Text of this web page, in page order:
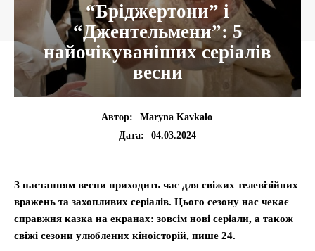
“Бріджертони” і
“Джентельмени”: 5
найочікуваніших серіалів
весни
Автор:
Maryna Kavkalo
Дата:
04.03.2024
З настанням весни приходить час для свіжих телевізійних
вражень та захопливих серіалів. Цього сезону нас чекає
справжня казка на екранах: зовсім нові серіали, а також
свіжі сезони улюблених кіноісторій, пише 24.